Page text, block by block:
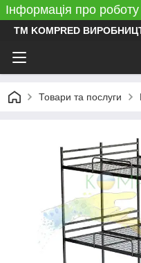
Інформація про
ТМ KOMPRED
Товари та послуги